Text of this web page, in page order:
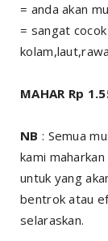
= anda akan
= sangat
MAHAR Rp
NB : Semua
kami
untuk yang
bentrok atau
selaraskan.